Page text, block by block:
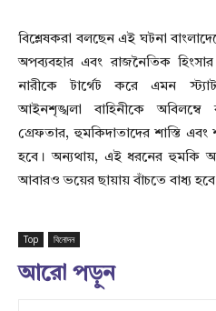
বিশ্লেষকরা বলছেন এই ঘটনা
অপব্যবহার এবং রাজনৈতিক
নারীকে টার্গেট করে এমন
আইনশৃঙ্খলা বাহিনীকে অবিলম্বে
গ্রেফতার, হুমকিদাতাদের শাস্তি
হবে। অন্যথায়, এই ধরনের হুমকি
আবারও ভয়ের ছায়ায় বাঁচতে বাধ্য
Top বিনোদন
আরো পড়ুন